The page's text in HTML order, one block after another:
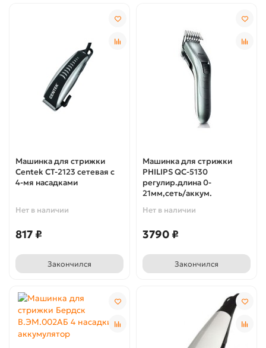
Машинка для стрижки
Centek CT-2123 сетевая с
4-мя насадками
Нет в наличии
817 ₽
Закончился
Машинка для стрижки
PHILIPS QC-5130
регулир.длина 0-
21мм,сеть/аккум.
Нет в наличии
3790 ₽
Закончился